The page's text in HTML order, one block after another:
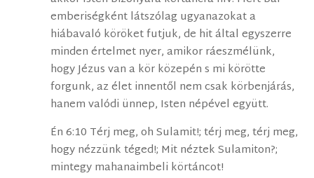
emberiségként látszólag ugyanazokat a
hiábavaló köröket futjuk, de hit által egyszerre
minden értelmet nyer, amikor ráeszmélünk,
hogy Jézus van a kör közepén s mi körötte
forgunk, az élet innentől nem csak körbenjárás,
hanem valódi ünnep, Isten népével együtt.
Én 6:10 Térj meg, oh Sulamit!; térj meg, térj meg,
hogy nézzünk téged!; Mit néztek Sulamiton?;
mintegy mahanaimbeli körtáncot!